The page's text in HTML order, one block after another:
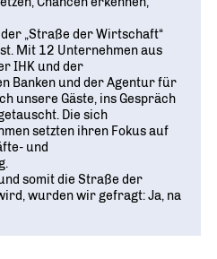
„Straße der Wirtschaft“
Mit 12 Unternehmen aus
IHK und der
Banken und der Agentur für
unsere Gäste, ins Gespräch
Die sich
setzten ihren Fokus auf
und
somit die Straße der
wurden wir gefragt: Ja, na